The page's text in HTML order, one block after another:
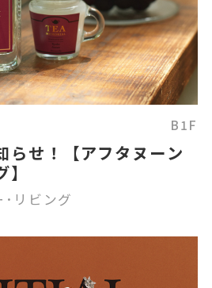
B1F
らせ！【アフタヌーン
リビング